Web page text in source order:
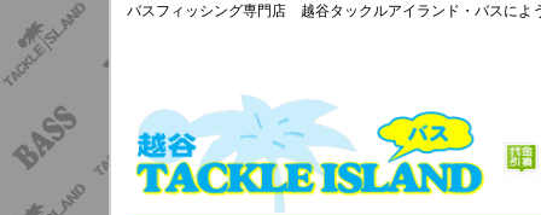
バスフィッシング専門店 越谷タックルアイランド・バスによ